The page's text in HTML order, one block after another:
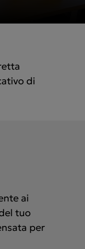
di
ai
tuo
per